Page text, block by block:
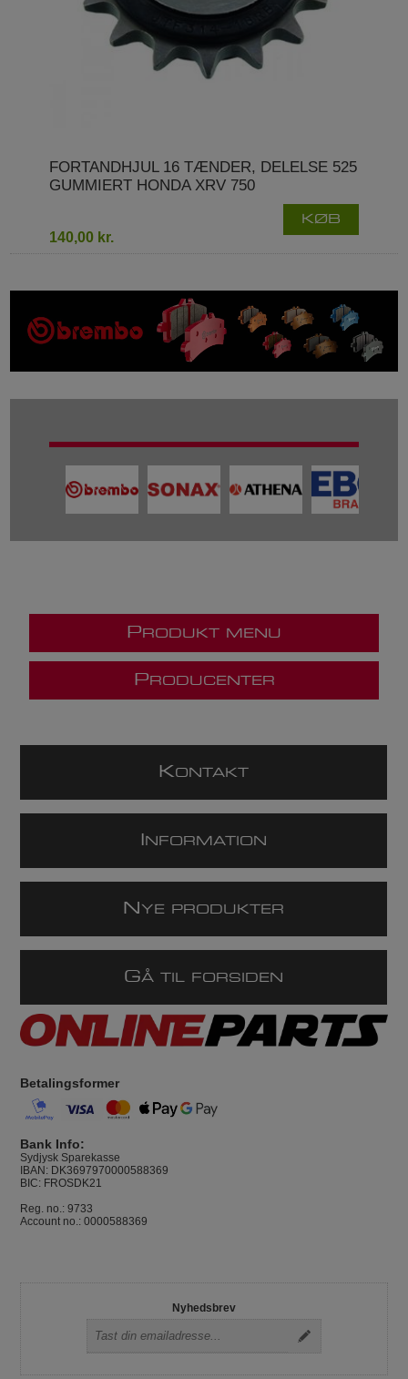
FORTANDHJUL 16 TÆNDER, DELELSE 525
GUMMIERT HONDA XRV 750
140,00 kr.
KØB
P RODUKT MENU
P RODUCENTER
KONTAKT
NFORMATION
N YE PRODUKTER
GÅ TIL FORSIDEN
Betalingsformer
Bank Info:
Sydjysk Sparekasse
IBAN: DK3697970000588369
BIC: FROSDK21
Reg. no.: 9733
Account no.: 0000588369
Nyhedsbrev